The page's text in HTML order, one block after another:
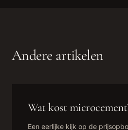
Andere artikelen
Wat kost
Een eerlijke kijk op de